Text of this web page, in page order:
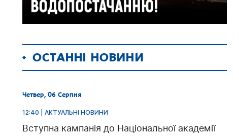
ОСТАННІ НОВИНИ
Четвер, 06 Серпня
12:40 | АКТУАЛЬНІ НОВИНИ
Вступна кампанія до Національної академії